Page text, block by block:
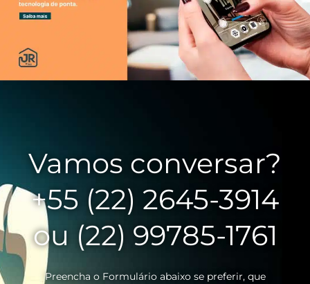
Vamos conversar?
+55 (22) 2645-3914
ou (22) 99785-1761
Preencha o Formulário abaixo se preferir, que